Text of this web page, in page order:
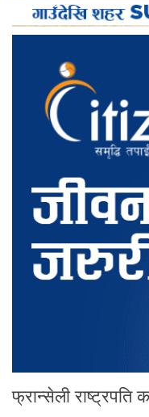
फ्रान्सेली राष्ट्रपति